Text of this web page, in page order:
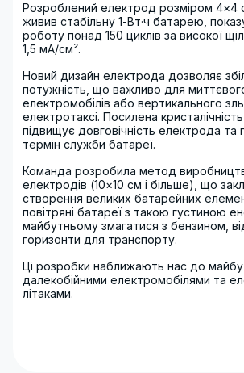
Розроблений електрод розміром 4×4
живив стабільну 1-Вт·ч батарею,
роботу понад 150 циклів за високої
1,5 мА/см².
Новий дизайн електрода дозволяє
потужність, що важливо для
електромобілів або вертикального
електротаксі. Посилена
підвищує довговічність електрода
термін служби батареї.
Команда розробила метод
електродів (10×10 см і більше), що
створення великих батарейних
повітряні батареї з такою густиною
майбутньому змагатися з бензином,
горизонти для транспорту.
Ці розробки наближають нас до
далекобійними електромобілями та
літаками.